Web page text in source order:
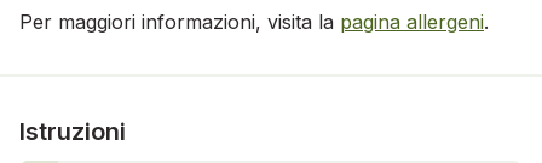
Per maggiori informazioni, visita la pagina allergeni.
Istruzioni